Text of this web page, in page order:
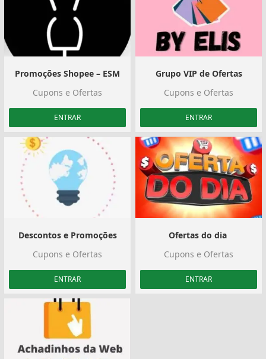
Promoções Shopee – ESM
Cupons e Ofertas
ENTRAR
Grupo VIP de Ofertas
Cupons e Ofertas
ENTRAR
Descontos e Promoções
Cupons e Ofertas
ENTRAR
Ofertas do dia ️
Cupons e Ofertas
ENTRAR